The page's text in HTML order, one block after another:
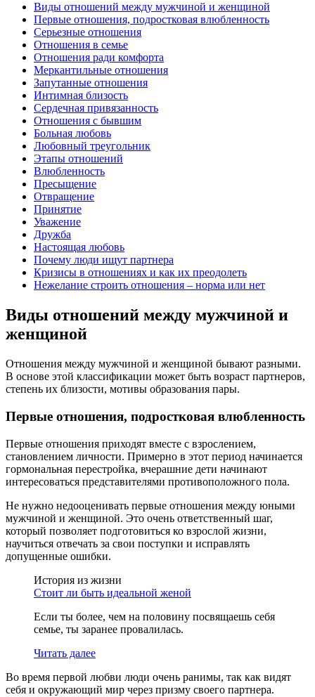
Виды отношений между мужчиной и женщиной
Первые отношения, подростковая влюбленность
Серьезные отношения
Отношения в семье
Отношения ради комфорта
Меркантильные отношения
Запутанные отношения
Интимная близость
Сердечная привязанность
Отношения с бывшим
Больная любовь
Любовный треугольник
Этапы отношений
Влюбленность
Пресыщение
Отвращение
Принятие
Уважение
Дружба
Настоящая любовь
Почему люди ищут партнера
Кризисы в отношениях и как их преодолеть
Нежелание строить отношения – норма или нет
Виды отношений между мужчиной и
женщиной
Отношения между мужчиной и женщиной бывают разными.
В основе этой классификации может быть возраст партнеров,
степень их близости, мотивы образования пары.
Первые отношения, подростковая влюбленность
Первые отношения приходят вместе с взрослением,
становлением личности. Примерно в этот период начинается
гормональная перестройка, вчерашние дети начинают
интересоваться представителями противоположного пола.
Не нужно недооценивать первые отношения между юными
мужчиной и женщиной. Это очень ответственный шаг,
который позволяет подготовиться ко взрослой жизни,
научиться отвечать за свои поступки и исправлять
допущенные ошибки.
История из жизни
Стоит ли быть идеальной женой
Если ты более, чем на половину посвящаешь себя
семье, ты заранее провалилась.
Читать далее
Во время первой любви люди очень ранимы, так как видят
себя и окружающий мир через призму своего партнера.